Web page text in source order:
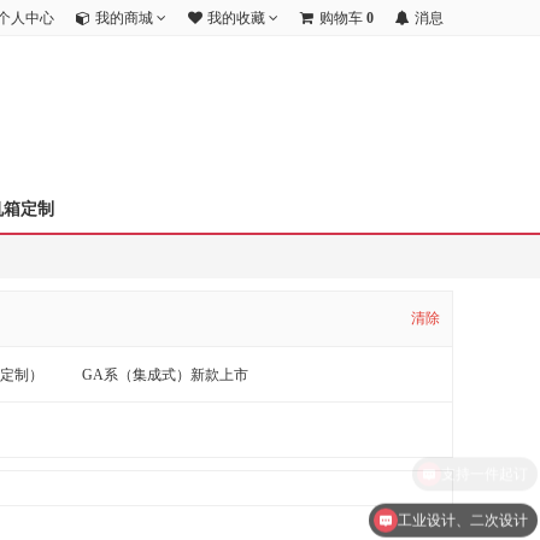
人中心 我的商城 我的收藏 购物车 0 消息
定制
清除
制） GA系（集成式）新款上市
工业设计、二次设计